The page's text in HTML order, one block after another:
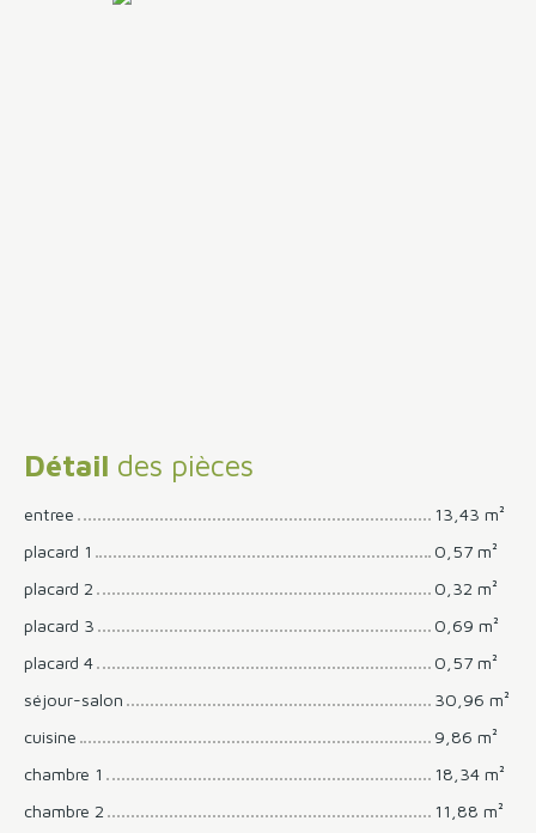
Détail des pièces
entree
13,43 m²
placard 1
0,57 m²
placard 2
0,32 m²
placard 3
0,69 m²
placard 4
0,57 m²
séjour-salon
30,96 m²
cuisine
9,86 m²
chambre 1
18,34 m²
chambre 2
11,88 m²